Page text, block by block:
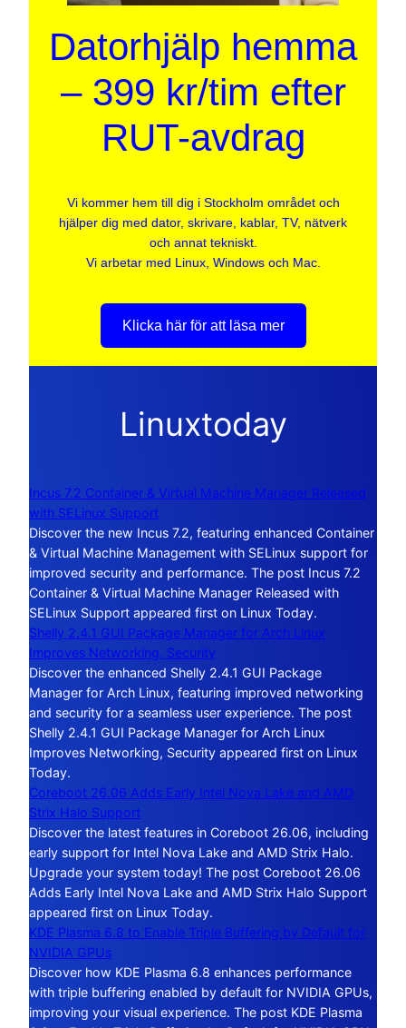
Datorhjälp hemma
– 399 kr/tim efter
RUT-avdrag
Vi kommer hem till dig i Stockholm området och
hjälper dig med dator, skrivare, kablar, TV, nätverk
och annat tekniskt.
Vi arbetar med Linux, Windows och Mac.
Klicka här för att läsa mer
Linuxtoday
Incus 7.2 Container & Virtual Machine Manager Released
with SELinux Support
Discover the new Incus 7.2, featuring enhanced Container
& Virtual Machine Management with SELinux support for
improved security and performance. The post Incus 7.2
Container & Virtual Machine Manager Released with
SELinux Support appeared first on Linux Today.
Shelly 2.4.1 GUI Package Manager for Arch Linux
Improves Networking, Security
Discover the enhanced Shelly 2.4.1 GUI Package
Manager for Arch Linux, featuring improved networking
and security for a seamless user experience. The post
Shelly 2.4.1 GUI Package Manager for Arch Linux
Improves Networking, Security appeared first on Linux
Today.
Coreboot 26.06 Adds Early Intel Nova Lake and AMD
Strix Halo Support
Discover the latest features in Coreboot 26.06, including
early support for Intel Nova Lake and AMD Strix Halo.
Upgrade your system today! The post Coreboot 26.06
Adds Early Intel Nova Lake and AMD Strix Halo Support
appeared first on Linux Today.
KDE Plasma 6.8 to Enable Triple Buffering by Default for
NVIDIA GPUs
Discover how KDE Plasma 6.8 enhances performance
with triple buffering enabled by default for NVIDIA GPUs,
improving your visual experience. The post KDE Plasma